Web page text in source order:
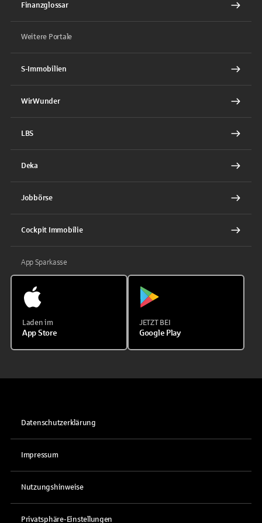
Finanzglossar
Weitere Portale
S-Immobilien
WirWunder
LBS
Deka
Jobbörse
Cockpit Immobilie
App Sparkasse
Laden im
App Store
JETZT BEI
Google Play
Datenschutzerklärung
Impressum
Nutzungshinweise
Privatsphäre-Einstellungen